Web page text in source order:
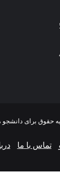
با ما درباره ما